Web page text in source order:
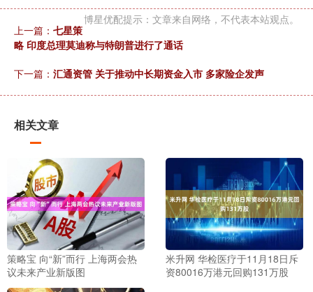
博星优配提示：文章来自网络，不代表本站观点。
上一篇： 七星策
略 印度总理莫迪称与特朗普进行了通话
下一篇： 汇通资管 关于推动中长期资金入市 多家险企发声
相关文章
策略宝 向“新”而行 上海两会热
议未来产业新版图
米升网 华检医疗于11月18日斥
资80016万港元回购131万股